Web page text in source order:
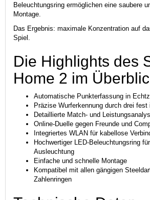
Beleuchtungsring ermöglichen eine saubere
Montage.
Das Ergebnis: maximale Konzentration auf
Spiel.
Die Highlights des
Home 2 im
Automatische Punkterfassung in
Präzise Wurferkennung durch drei
Detaillierte Match- und
Online-Duelle gegen Freunde und
Integriertes WLAN für kabellose
Hochwertiger LED-Beleuchtungsring
Ausleuchtung
Einfache und schnelle Montage
Kompatibel mit allen gängigen
Zahlenringen